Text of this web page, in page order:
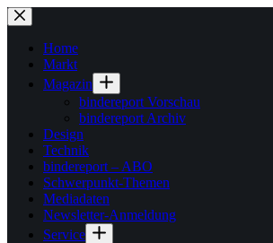
Zum
Inhalt
springenHome
Markt
Magazin
bindereport Vorschau
bindereport Archiv
Design
Technik
bindereport – ABO
Schwerpunkt-Themen
Mediadaten
Newsletter-Anmeldung
Service